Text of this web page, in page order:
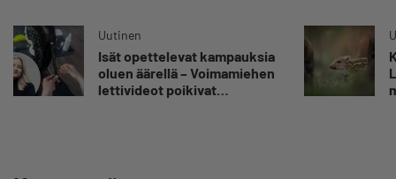
omansa
Uutinen
Isät opettelevat kampauksia
oluen äärellä – Voimamiehen
lettivideot poikivat